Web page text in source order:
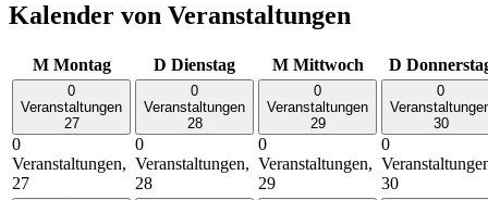
Kalender von Veranstaltungen
M Montag D Dienstag M Mittwoch D
0
Veranstaltungen
27
0
Veranstaltungen,
27
0
Veranstaltungen
28
0
Veranstaltungen,
28
0
Veranstaltungen
29
0
Veranstaltungen,
29
0
30
0
30